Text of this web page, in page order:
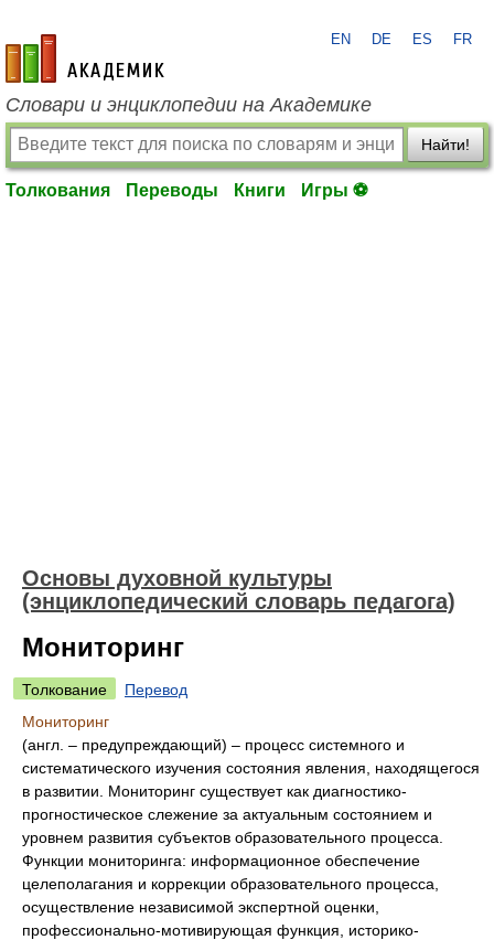
academic.ru
EN DE ES FR
Словари и энциклопедии на Академике
Найти!
Толкования Переводы Книги Игры ⚽
Основы духовной культуры
(энциклопедический словарь педагога)
Мониторинг
Толкование
Перевод
Мониторинг
(англ. – предупреждающий) – процесс системного и
систематического изучения состояния явления, находящегося
в развитии. Мониторинг существует как диагностико-
прогностическое слежение за актуальным состоянием и
уровнем развития субъектов образовательного процесса.
Функции мониторинга: информационное обеспечение
целеполагания и коррекции образовательного процесса,
осуществление независимой экспертной оценки,
профессионально-мотивирующая функция, историко-